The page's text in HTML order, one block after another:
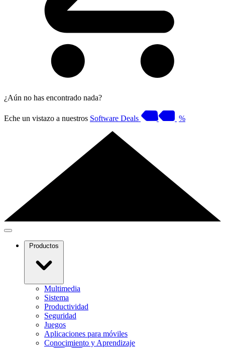
¿Aún no has encontrado nada?
Eche un vistazo a nuestros Software Deals %
Productos
Multimedia
Sistema
Productividad
Seguridad
Juegos
Aplicaciones para móviles
Conocimiento y Aprendizaje